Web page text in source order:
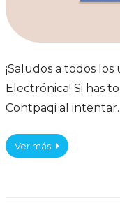
¡Saludos a todos
Electrónica! Si has
Contpaqi al
Ver más